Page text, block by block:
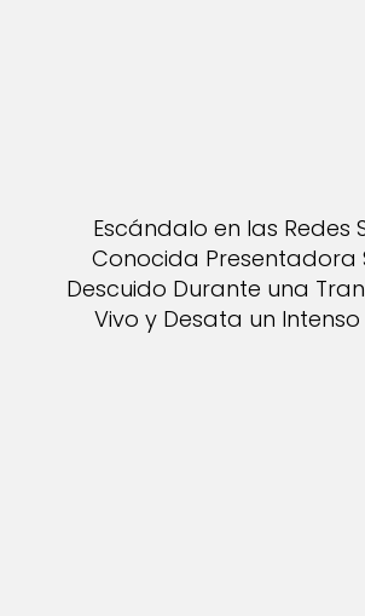
Escándalo en las Redes
Conocida Presentadora
Descuido Durante una
Vivo y Desata un